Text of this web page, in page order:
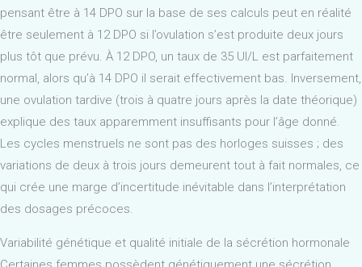
pensant être à 14 DPO sur la base de ses calculs peut en réalité
être seulement à 12 DPO si l’ovulation s’est produite deux jours
plus tôt que prévu. À 12 DPO, un taux de 35 UI/L est parfaitement
normal, alors qu’à 14 DPO il serait effectivement bas. Inversement,
une ovulation tardive (trois à quatre jours après la date théorique)
explique des taux apparemment insuffisants pour l’âge donné.
Les cycles menstruels ne sont pas des horloges suisses ; des
variations de deux à trois jours demeurent tout à fait normales, ce
qui crée une marge d’incertitude inévitable dans l’interprétation
des dosages précoces.
Variabilité génétique et qualité initiale de la sécrétion hormonale